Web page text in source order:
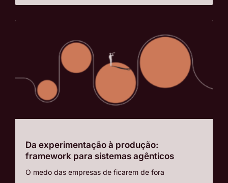
Da experimentação à produção:
framework para sistemas agênticos
O medo das empresas de ficarem de fora